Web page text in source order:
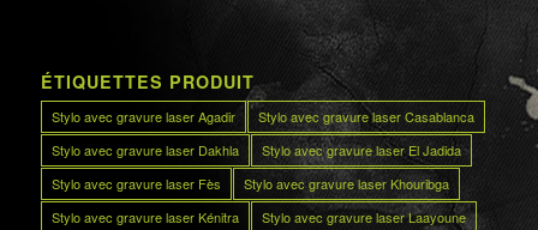
ÉTIQUETTES PRODUIT
Stylo avec gravure laser Agadir
Stylo avec gravure laser Casablanca
Stylo avec gravure laser Dakhla
Stylo avec gravure laser El Jadida
Stylo avec gravure laser Fès
Stylo avec gravure laser Khouribga
Stylo avec gravure laser Kénitra
Stylo avec gravure laser Laayoune